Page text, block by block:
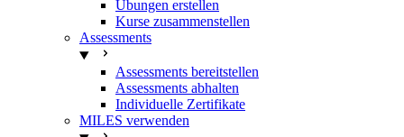
Übungen erstellen
Kurse zusammenstellen
Assessments
Assessments bereitstellen
Assessments abhalten
Individuelle Zertifikate
MILES verwenden